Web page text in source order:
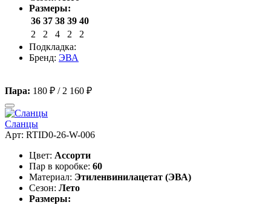
Размеры:
36 37 38 39 40
2
2 4 2
2
Подкладка:
Бренд: ЭВА
Пара: 180 ₽ / 2 160 ₽
Сланцы
Арт: RTID0-26-W-006
Цвет: Ассорти
Пар в коробке: 60
Материал: Этиленвинилацетат (ЭВА)
Сезон: Лето
Размеры: